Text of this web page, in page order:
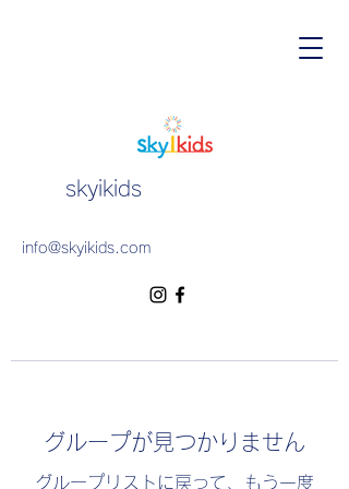
skyikids
info@skyikids.com
グループが見つかりません
グループリストに戻って、もう一度